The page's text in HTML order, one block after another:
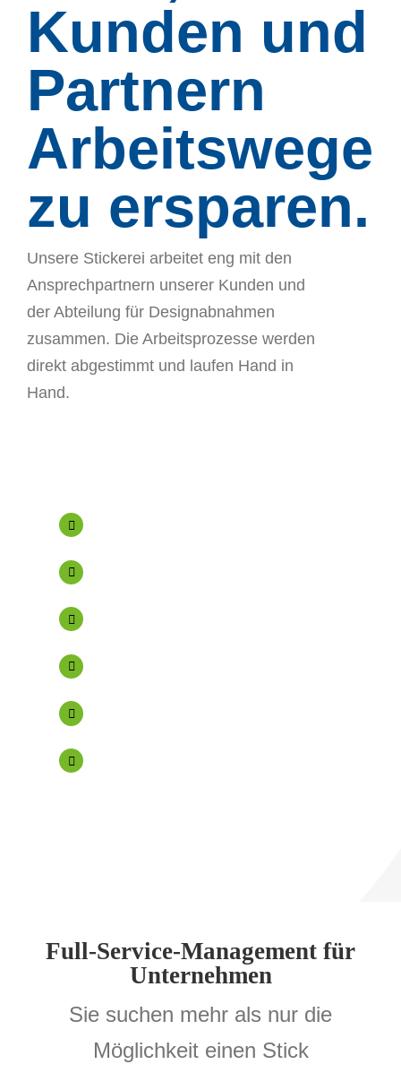
Kunden und
Partnern
Arbeitswege
zu ersparen.
Unsere Stickerei arbeitet eng mit den
Ansprechpartnern unserer Kunden und
der Abteilung für Designabnahmen
zusammen. Die Arbeitsprozesse werden
direkt abgestimmt und laufen Hand in
Hand.
Full-Service-Management für
Unternehmen
Sie suchen mehr als nur die
Möglichkeit einen Stick